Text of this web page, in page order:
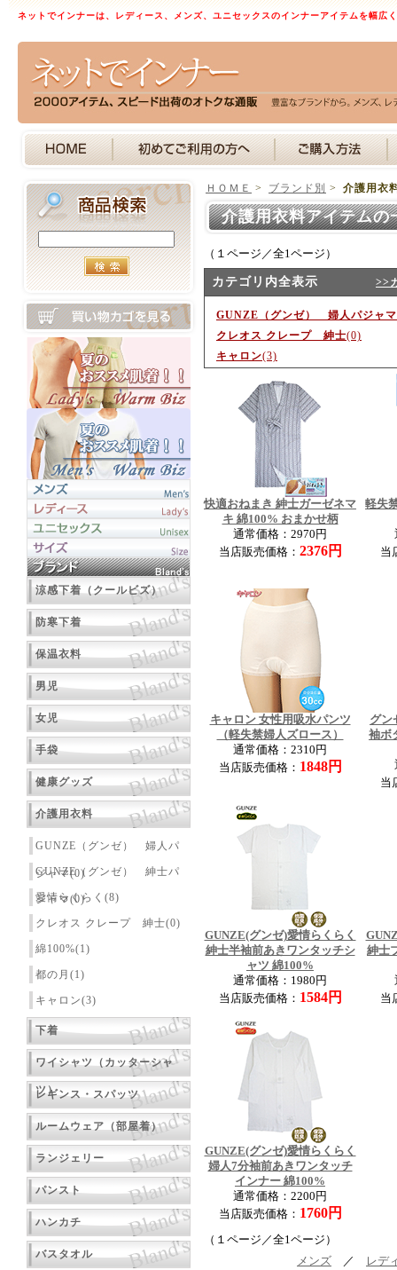
ネットでインナーは、レディース、メンズ、ユニセックスのインナーアイテムを幅広
涼感下着（クールビズ）
防寒下着
保温衣料
男児
女児
手袋
健康グッズ
介護用衣料
GUNZE（グンゼ） 婦人パ
ジャマ(0)
GUNZE（グンゼ） 紳士パ
ジャマ(0)
愛情らくらく(8)
クレオス クレープ 紳士(0)
綿100%(1)
都の月(1)
キャロン(3)
下着
ワイシャツ（カッターシャ
ツ）
レギンス・スパッツ
ルームウェア（部屋着）
ランジェリー
パンスト
ハンカチ
バスタオル
ＨＯＭＥ > ブランド別 > 介護用衣
介護用衣料アイテム
（１ページ／全1ページ）
カテゴリ内全表示 >>
GUNZE（グンゼ） 婦人パジャマ
クレオス クレープ 紳士(0)
キャロン(3)
快適おねまき 紳士ガーゼネマ
キ 綿100% おまかせ柄
通常価格：2970円
当店販売価格： 2376円
軽失
当
キャロン 女性用吸水パンツ
（軽失禁婦人ズロース）
通常価格：2310円
当店販売価格： 1848円
グン
袖ボ
当
GUNZE(グンゼ)愛情らくらく
紳士半袖前あきワンタッチシ
ャツ 綿100%
通常価格：1980円
当店販売価格： 1584円
紳士
当
GUNZE(グンゼ)愛情らくらく
婦人7分袖前あきワンタッチ
インナー 綿100%
通常価格：2200円
当店販売価格： 1760円
（１ページ／全1ページ）
メンズ ／ レデ